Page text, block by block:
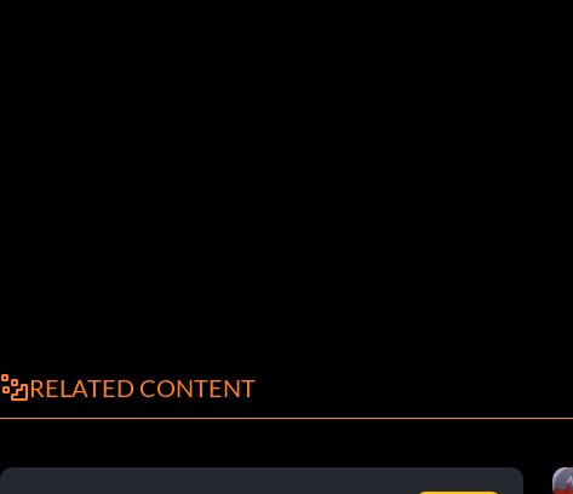
RELATED CONTENT